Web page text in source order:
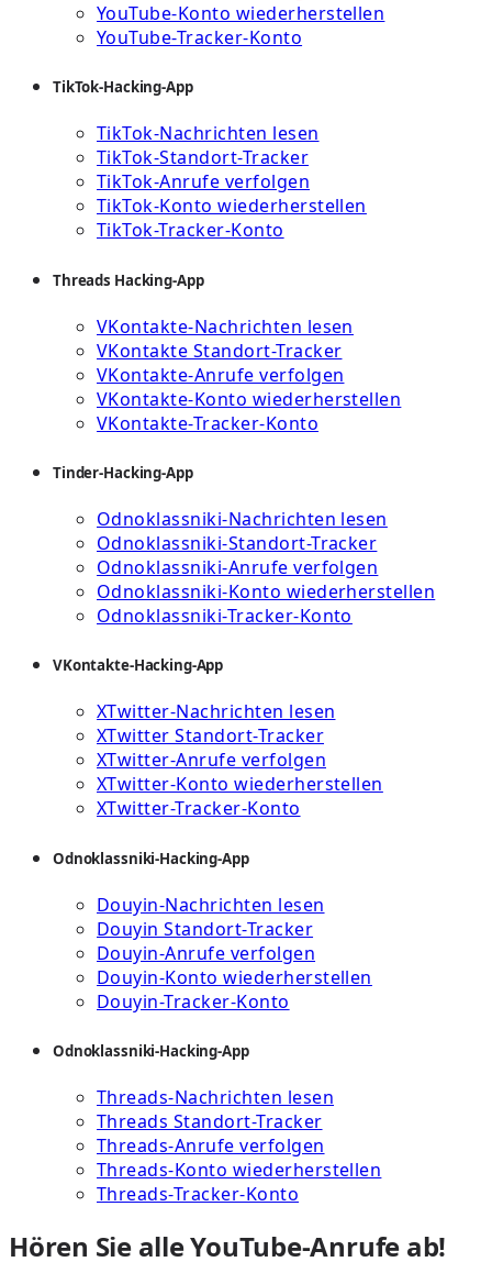
YouTube-Konto wiederherstellen
YouTube-Tracker-Konto
TikTok-Hacking-App
TikTok-Nachrichten lesen
TikTok-Standort-Tracker
TikTok-Anrufe verfolgen
TikTok-Konto wiederherstellen
TikTok-Tracker-Konto
Threads Hacking-App
VKontakte-Nachrichten lesen
VKontakte Standort-Tracker
VKontakte-Anrufe verfolgen
VKontakte-Konto wiederherstellen
VKontakte-Tracker-Konto
Tinder-Hacking-App
Odnoklassniki-Nachrichten lesen
Odnoklassniki-Standort-Tracker
Odnoklassniki-Anrufe verfolgen
Odnoklassniki-Konto wiederherstellen
Odnoklassniki-Tracker-Konto
VKontakte-Hacking-App
XTwitter-Nachrichten lesen
XTwitter Standort-Tracker
XTwitter-Anrufe verfolgen
XTwitter-Konto wiederherstellen
XTwitter-Tracker-Konto
Odnoklassniki-Hacking-App
Douyin-Nachrichten lesen
Douyin Standort-Tracker
Douyin-Anrufe verfolgen
Douyin-Konto wiederherstellen
Douyin-Tracker-Konto
Odnoklassniki-Hacking-App
Threads-Nachrichten lesen
Threads Standort-Tracker
Threads-Anrufe verfolgen
Threads-Konto wiederherstellen
Threads-Tracker-Konto
Hören Sie alle YouTube-Anrufe ab!